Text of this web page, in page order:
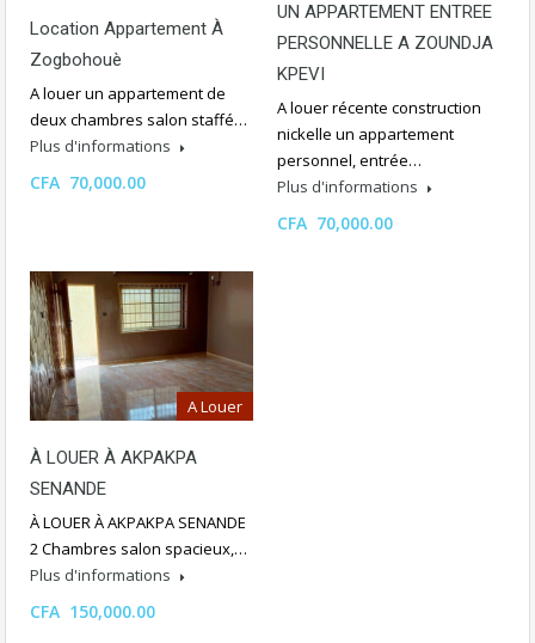
Location Appartement À
Zogbohouè
A louer un appartement de
deux chambres salon staffé…
Plus d'informations
CFA 70,000.00
UN APPARTEMENT ENTREE
PERSONNELLE A ZOUNDJA
KPEVI
A louer récente construction
nickelle un appartement
personnel, entrée…
Plus d'informations
CFA 70,000.00
A Louer
À LOUER À AKPAKPA
SENANDE
À LOUER À AKPAKPA SENANDE
2 Chambres salon spacieux,…
Plus d'informations
CFA 150,000.00